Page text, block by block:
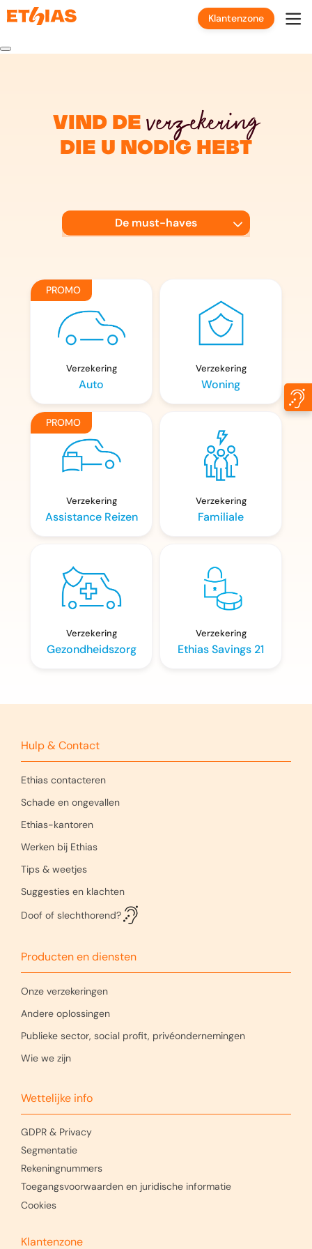
Klantenzone
Vind de verzekering
die u nodig hebt
De must-haves
Wonen & Familie
Voor jongeren
PROMO
Verzekering
Auto
Verzekering
Woning
PROMO
Verzekering
Assistance Reizen
Verzekering
Familiale
Verzekering
Gezondheidszorg
Verzekering
Ethias Savings 21
Hulp & Contact
Ethias contacteren
Schade en ongevallen
Ethias-kantoren
Werken bij Ethias
Tips & weetjes
Suggesties en klachten
Doof of slechthorend?
Producten en diensten
Onze verzekeringen
Andere oplossingen
Publieke sector, social profit, privéondernemingen
Wie we zijn
Wettelijke info
GDPR & Privacy
Segmentatie
Rekeningnummers
Toegangsvoorwaarden en juridische informatie
Cookies
Klantenzone